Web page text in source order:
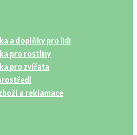
lze
vybrat
na
stránce
produktu
a doplňky pro lidi
pro rostliny
pro zvířata
a reklamace